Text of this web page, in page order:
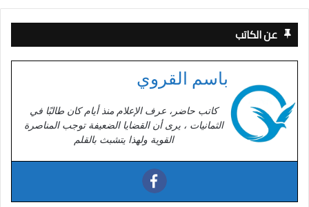
عن الكاتب
باسم القروي
كاتب حاضر، عرف الإعلام منذ أيام كان طالبًا في
الثمانيات ، يرى أن القضايا الضعيفة توجب المناصرة
القوية ولهذا يتشبث بالقلم